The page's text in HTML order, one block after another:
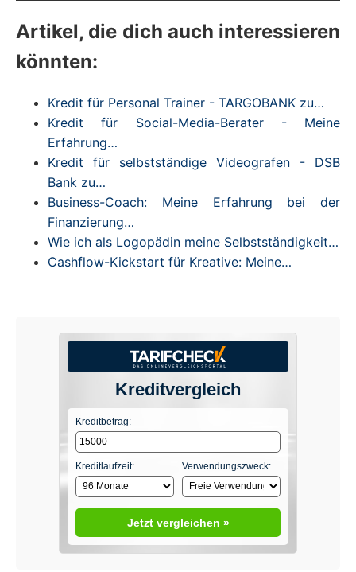
Artikel, die dich auch interessieren
könnten:
Kredit für Personal Trainer - TARGOBANK zu…
Kredit für Social-Media-Berater - Meine
Erfahrung…
Kredit für selbstständige Videografen - DSB
Bank zu…
Business-Coach: Meine Erfahrung bei der
Finanzierung…
Wie ich als Logopädin meine Selbstständigkeit…
Cashflow-Kickstart für Kreative: Meine…
Kreditvergleich
Kreditbetrag:
Kreditlaufzeit: Verwendungszweck:
Jetzt vergleichen »